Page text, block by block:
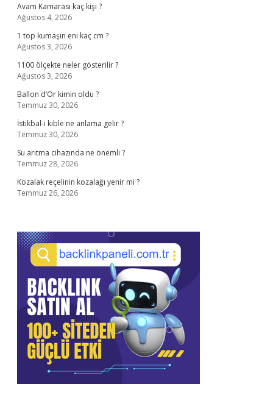
Avam Kamarası kaç kişi ?
Ağustos 4, 2026
1 top kumaşın eni kaç cm ?
Ağustos 3, 2026
1100 ölçekte neler gösterilir ?
Ağustos 3, 2026
Ballon d’Or kimin oldu ?
Temmuz 30, 2026
İstikbal-i kıble ne anlama gelir ?
Temmuz 30, 2026
Su arıtma cihazında ne önemli ?
Temmuz 28, 2026
Kozalak reçelinin kozalağı yenir mi ?
Temmuz 26, 2026